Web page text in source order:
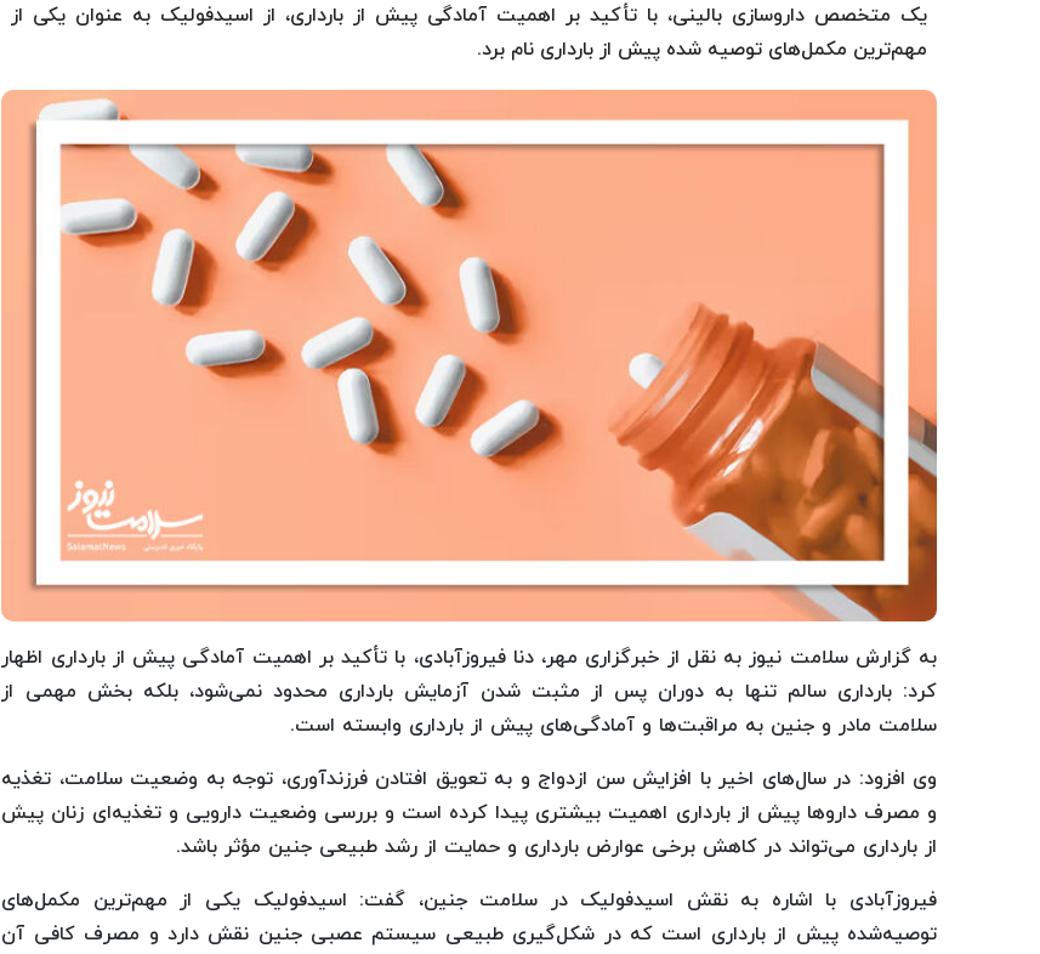
یک متخصص داروسازی بالینی، با تأکید بر اهمیت آمادگی پیش از بارداری، از اسیدفولیک به عنوان یکی از
مهم‌ترین مکمل‌های توصیه‌ شده پیش از بارداری نام برد.
به گزارش سلامت نیوز به نقل از خبرگزاری مهر، دنا فیروزآبادی، با تأکید بر اهمیت آمادگی پیش از بارداری اظهار
کرد: بارداری سالم تنها به دوران پس از مثبت شدن آزمایش بارداری محدود نمی‌شود، بلکه بخش مهمی از
سلامت مادر و جنین به مراقبت‌ها و آمادگی‌های پیش از بارداری وابسته است.
وی افزود: در سال‌های اخیر با افزایش سن ازدواج و به تعویق افتادن فرزندآوری، توجه به وضعیت سلامت، تغذیه
و مصرف داروها پیش از بارداری اهمیت بیشتری پیدا کرده است و بررسی وضعیت دارویی و تغذیه‌ای زنان پیش
از بارداری می‌تواند در کاهش برخی عوارض بارداری و حمایت از رشد طبیعی جنین مؤثر باشد.
فیروزآبادی با اشاره به نقش اسیدفولیک در سلامت جنین، گفت: اسیدفولیک یکی از مهم‌ترین مکمل‌های
توصیه‌شده پیش از بارداری است که در شکل‌گیری طبیعی سیستم عصبی جنین نقش دارد و مصرف کافی آن